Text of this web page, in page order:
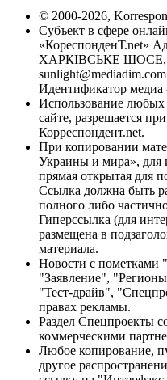
© 2000-2026,
Субъект в сфере
«КореспонденТ.net»
ХАРКІВСЬКЕ ШОСЕ,
Идентификатор медиа
Использование
сайте, разрешается
Корреспондент.net.
При копировании
Украины и мира», для
прямая открытая для
Ссылка должна быть
полного либо
Гиперссылка (для
размещена в
материала.
Новости с пометками
"Заявление",
"Тест-драйв",
правах рекламы.
Раздел Спецпроекты
коммерческими
Любое копирование,
другое